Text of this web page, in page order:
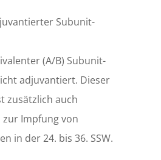
Subunit-
(A/B) Subunit-
adjuvantiert. Dieser
zusätzlich auch
zur Impfung von
in der 24. bis 36. SSW.